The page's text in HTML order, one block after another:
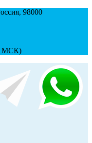
98000
МСК)